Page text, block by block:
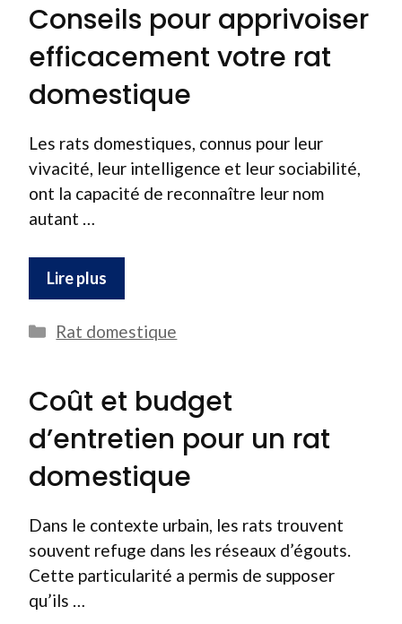
Conseils pour apprivoiser
efficacement votre rat
domestique
Les rats domestiques, connus pour leur
vivacité, leur intelligence et leur sociabilité,
ont la capacité de reconnaître leur nom
autant …
Lire plus
Catégories
Rat domestique
Coût et budget
d’entretien pour un rat
domestique
Dans le contexte urbain, les rats trouvent
souvent refuge dans les réseaux d’égouts.
Cette particularité a permis de supposer
qu’ils …